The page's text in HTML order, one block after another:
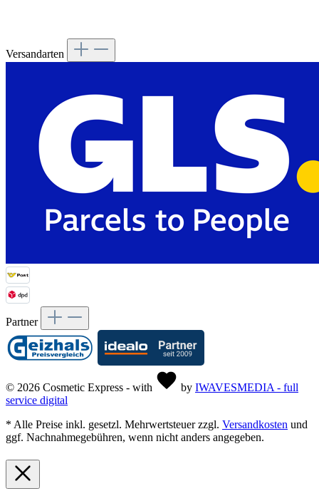
Versandarten
Partner
© 2026 Cosmetic Express - with by IWAVESMEDIA - full
service digital
* Alle Preise inkl. gesetzl. Mehrwertsteuer zzgl. Versandkosten und
ggf. Nachnahmegebühren, wenn nicht anders angegeben.